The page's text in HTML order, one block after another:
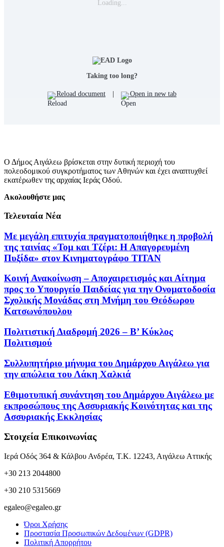
Loading...
Taking too long?
Reload document Open in new tab
Ο Δήμος Αιγάλεω βρίσκεται στην δυτική περιοχή του
πολεοδομικού συγκροτήματος των Αθηνών και έχει αναπτυχθεί
εκατέρωθεν της αρχαίας Ιεράς Οδού.
Ακολουθήστε μας
Τελευταία Νέα
Με μεγάλη επιτυχία πραγματοποιήθηκε η προβολή
της ταινίας «Τομ και Τζέρι: Η Απαγορευμένη
Πυξίδα» στον Κινηματογράφο ΤΙΤΑΝ
Κοινή Ανακοίνωση – Αποχαιρετισμός και Αίτημα
προς το Υπουργείο Παιδείας για την Ονοματοδοσία
Σχολικής Μονάδας στη Μνήμη του Θεόδωρου
Κατσωνόπουλου
Πολιτιστική Διαδρομή 2026 – Β’ Κύκλος
Πολιτισμού
Συλλυπητήριο μήνυμα του Δημάρχου Αιγάλεω για
την απώλεια του Λάκη Χαλκιά
Εθιμοτυπική συνάντηση του Δημάρχου Αιγάλεω με
εκπροσώπους της Ασσυριακής Κοινότητας και της
Ασσυριακής Εκκλησίας
Στοιχεία Επικοινωνίας
Ιερά Οδός 364 & Κάλβου Ανδρέα, Τ.Κ. 12243, Αιγάλεω Αττικής
+30 213 2044800
+30 210 5315669
egaleo@egaleo.gr
Όροι Χρήσης
Προστασία Προσωπικών Δεδομένων (GDPR)
Πολιτική Απορρήτου